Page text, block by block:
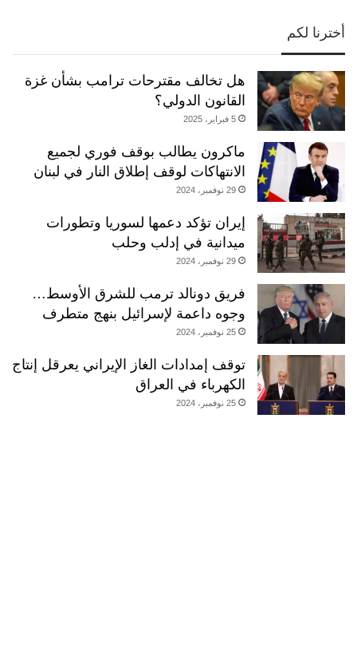
أخترنا لكم
هل تخالف مقترحات ترامب بشأن غزة
القانون الدولي؟
5 فبراير، 2025
ماكرون يطالب بوقف فوري لجميع
الانتهاكات لوقف إطلاق النار في لبنان
29 نوفمبر، 2024
إيران تؤكد دعمها لسوريا وتطورات
ميدانية في إدلب وحلب
29 نوفمبر، 2024
فريق دونالد ترمب للشرق الأوسط…
وجوه داعمة لإسرائيل بنهج متطرف
25 نوفمبر، 2024
توقف إمدادات الغاز الإيراني يعرقل إنتاج
الكهرباء في العراق
25 نوفمبر، 2024